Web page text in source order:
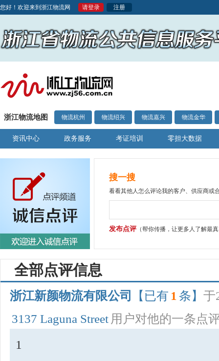
您好！欢迎来到浙江物流网 请登录 注册
浙江物流地图 物流杭州 物流绍兴 物流嘉兴 物流金华
资讯中心 政务服务 考证培训 零担大数据
搜一搜
看看其他人怎么评论我的客户、供应商或
发布点评（帮你传播，让更多人了解最
全部点评信息
浙江新颜物流有限公司 【已有 1 条】 于
3137 Laguna Street 用户对他的一条点
1